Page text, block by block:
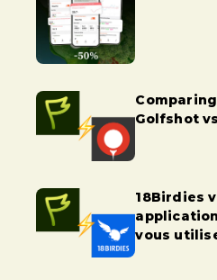
Golfshot
18Birdies
vous